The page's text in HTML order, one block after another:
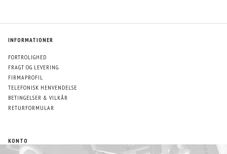
INFORMATIONER
FORTROLIGHED
FRAGT OG LEVERING
FIRMAPROFIL
TELEFONISK HENVENDELSE
BETINGELSER & VILKÅR
RETURFORMULAR
KONTO